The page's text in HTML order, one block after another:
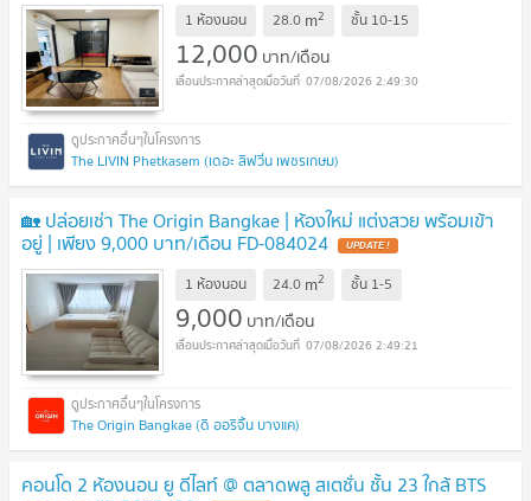
1 ห้องนอน 28.0 m2 ชั้น 10-15
12,000 บาท/เดือน
07/08/2026 2:49:30
The LIVIN Phetkasem (เดอะ ลิฟวิ่น เพชรเกษม)
🏡 ปล่อยเช่า The Origin Bangkae | ห้องใหม่ แต่งสวย พร้อมเข้า
อยู่ | เพียง 9,000 บาท/เดือน FD-084024 UPDATE !
1 ห้องนอน 24.0 m2 ชั้น 1-5
9,000 บาท/เดือน
07/08/2026 2:49:21
The Origin Bangkae (ดิ ออริจิ้น บางแค)
คอนโด 2 ห้องนอน ยู ดีไลท์ @ ตลาดพลู สเตชั่น ชั้น 23 ใกล้ BTS